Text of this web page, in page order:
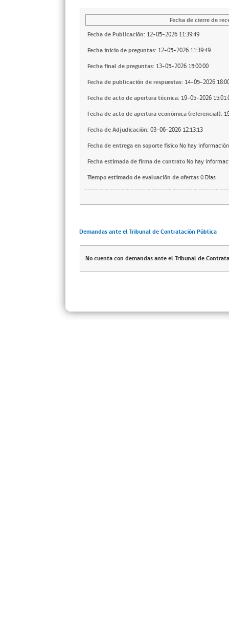
Fecha de cierre de
Fecha de Publicación: 12-05-2026 11:39:49
Fecha inicio de preguntas: 12-05-2026 11:39:49
Fecha final de preguntas: 13-05-2026 15:00:00
Fecha de publicación de respuestas: 14-05-2026
Fecha de acto de apertura técnica: 19-05-2026
Fecha de acto de apertura económica (referencial):
Fecha de Adjudicación: 03-06-2026 12:13:13
Fecha de entrega en soporte fisicoNo hay información
Fecha estimada de firma de contratoNo hay
Tiempo estimado de evaluación de ofertas0 Días
Demandas ante el Tribunal de Contratación Pública
No cuenta con demandas ante el Tribunal de